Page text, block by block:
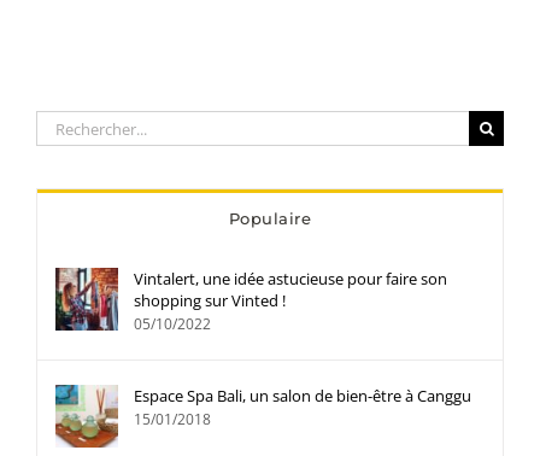
Rechercher:
Populaire
Vintalert, une idée astucieuse pour faire son
shopping sur Vinted !
05/10/2022
Espace Spa Bali, un salon de bien-être à Canggu
15/01/2018